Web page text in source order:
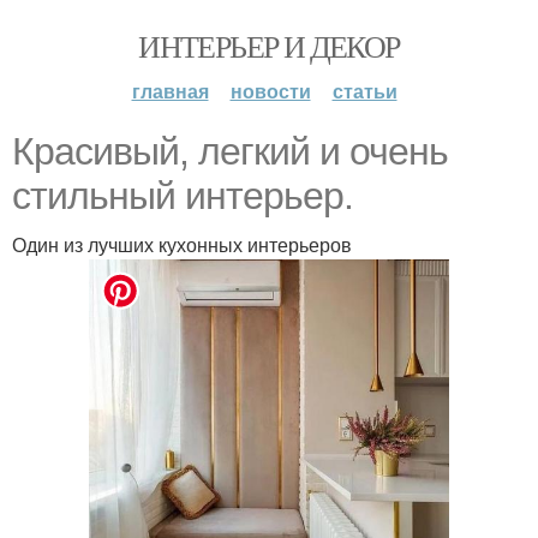
ИНТЕРЬЕР И ДЕКОР
главная новости статьи
Красивый, легкий и очень
стильный интерьер.
Один из лучших кухонных интерьеров